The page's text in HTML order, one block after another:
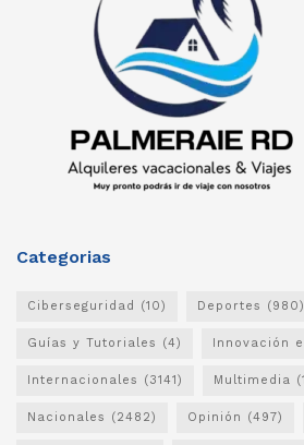
Categorias
Ciberseguridad (10) Deportes (980)
Guías y Tutoriales (4) Innovación
Internacionales (3141) Multimedia
Nacionales (2482) Opinión (497)